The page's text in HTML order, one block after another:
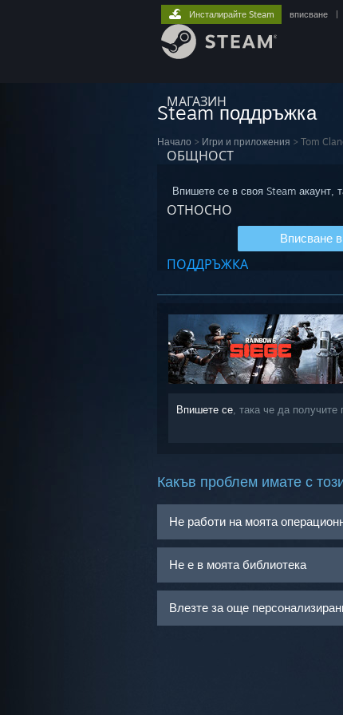
МАГАЗИН
ОБЩНОСТ
ОТНОСНО
ПОДДРЪЖКА
Инсталирайте Steam вписване
Steam поддръжка
Начало > Игри и приложения > Tom
Впишете се в своя Steam акаунт,
Вписване
Впишете се , така че да
Какъв проблем имате с
Не работи на моята
Не е в моята библиотека
Влезте за още